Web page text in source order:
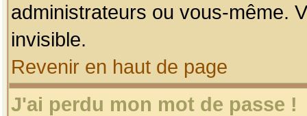
administrateurs ou vous-même.
invisible.
Revenir en haut de page
J'ai perdu mon mot de passe !